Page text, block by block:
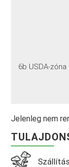
6b USDA-zóna
Jelenleg nem